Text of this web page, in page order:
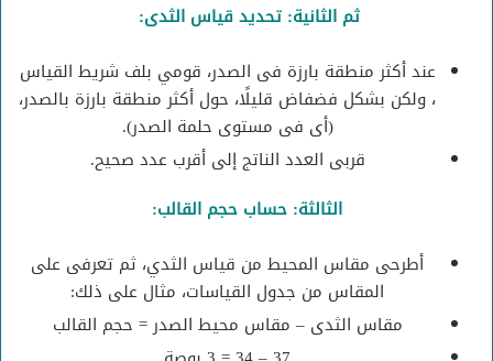
ثم الثانية: تحديد قياس الثدى:
عند أكثر منطقة بارزة فى الصدر، قومي بلف شريط القياس
، ولكن بشكل فضفاض قليلًا، حول أكثر منطقة بارزة بالصدر،
(أى فى مستوى حلمة الصدر).
قربى العدد الناتج إلى أقرب عدد صحيح.
الثالثة: حساب حجم القالب:
أطرحى مقاس المحيط من قياس الثدي، ثم تعرفى على
المقاس من جدول القياسات، مثال على ذلك:
مقاس الثدى – مقاس محيط الصدر = حجم القالب